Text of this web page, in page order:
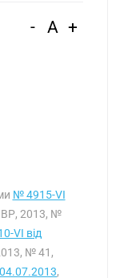
- A +
№ 4915-VI
2013, №
VI від
№ 41,
,